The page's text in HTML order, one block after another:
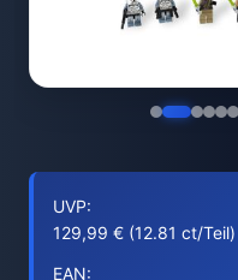
UVP:
129,99 € (12.81 ct/Teil)
EAN: